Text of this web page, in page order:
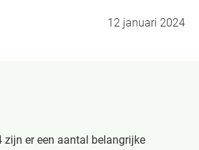
12 januari 2024
er een aantal belangrijke